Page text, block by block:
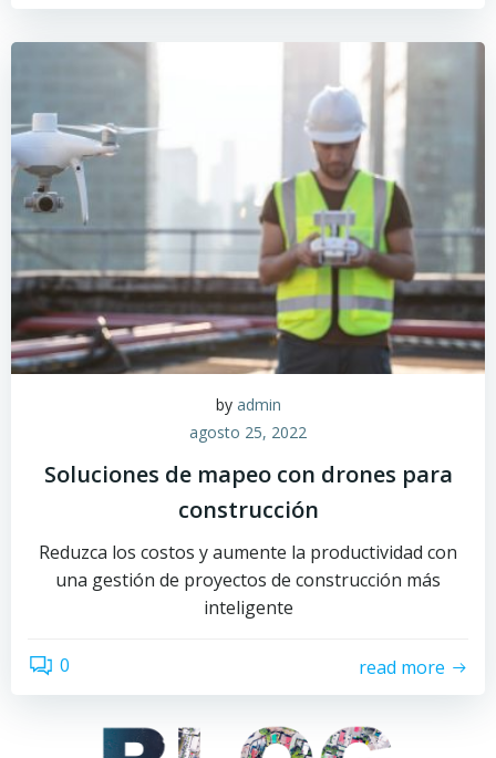
by admin
agosto 25, 2022
Soluciones de mapeo con drones para
construcción
Reduzca los costos y aumente la productividad con
una gestión de proyectos de construcción más
inteligente
0 read more